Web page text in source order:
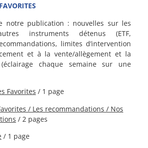
notre publication : nouvelles sur les
instruments détenus (ETF,
limites d’intervention
et à la vente/allègement et la
chaque semaine sur une
Favorites / 1 page
/ L es recommandations / Nos
/ 2 pages
/ 1 page